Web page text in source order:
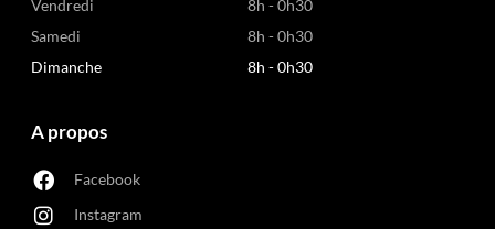
Vendredi
8h - 0h30
Samedi
8h - 0h30
Dimanche
8h - 0h30
A propos
Facebook
Instagram